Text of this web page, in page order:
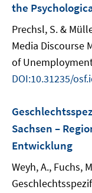
the
Prechsl, S. &
Media Discourse
of
DOI:10.31235/
Sachsen –
Entwicklung
Weyh, A., Fuchs,